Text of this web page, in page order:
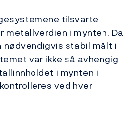
tilsvarte
metallverdien i mynten. Da
nødvendigvis stabil målt i
var ikke så avhengig
i mynten i
ved hver